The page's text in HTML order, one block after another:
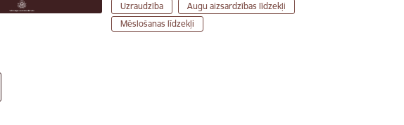
Uzraudzība
Augu aizsardzības līdzekļi
Mēslošanas līdzekļi